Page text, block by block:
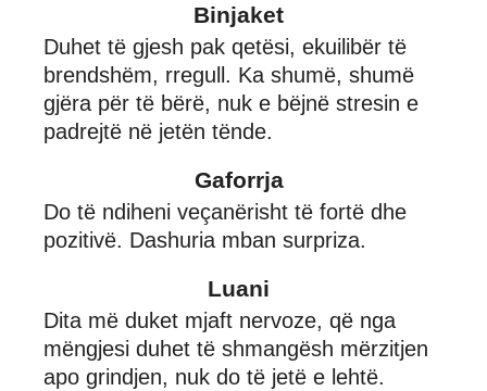
Binjaket
Duhet të gjesh pak qetësi, ekuilibër të
brendshëm, rregull. Ka shumë, shumë
gjëra për të bërë, nuk e bëjnë stresin e
padrejtë në jetën tënde.
Gaforrja
Do të ndiheni veçanërisht të fortë dhe
pozitivë. Dashuria mban surpriza.
Luani
Dita më duket mjaft nervoze, që nga
mëngjesi duhet të shmangësh mërzitjen
apo grindjen, nuk do të jetë e lehtë.